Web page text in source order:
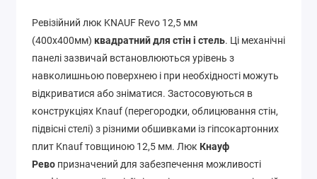
Ревізійний люк KNAUF Revo 12,5 мм
(400х400мм) квадратний для стін і стель. Ці механічні
панелі зазвичай встановлюються урівень з
навколишньою поверхнею і при необхідності можуть
відкриватися або зніматися. Застосовуються в
конструкціях Knauf (перегородки, облицювання стін,
підвісні стелі) з різними обшивками із гіпсокартонних
плит Knauf товщиною 12,5 мм. Люк Кнауф
Рево призначений для забезпечення можливості